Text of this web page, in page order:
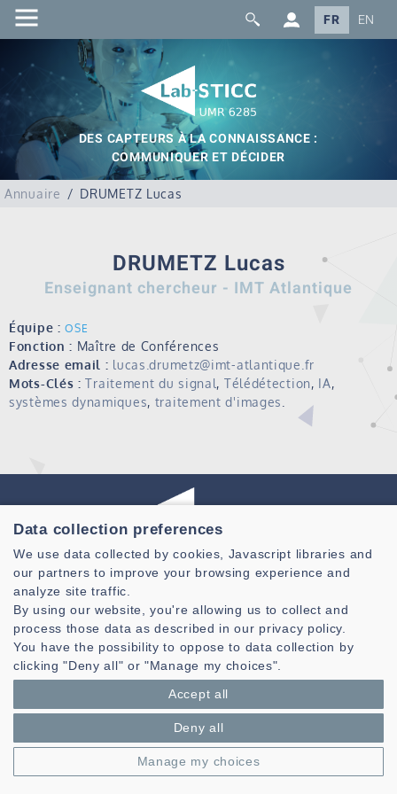
FR EN
DES CAPTEURS À LA CONNAISSANCE :
COMMUNIQUER ET DÉCIDER
Annuaire DRUMETZ Lucas
DRUMETZ Lucas
Enseignant chercheur - IMT Atlantique
Équipe :OSE
Fonction : Maître de Conférences
Adresse email : lucas.drumetz@imt-atlantique.fr
Mots-Clés : Traitement du signal, Télédétection, IA,
systèmes dynamiques, traitement d'images
Laboratoire des Sciences et Techniques de l'information de la
Communication et de la Connaissance
CNRS, UMR 6285
Technopole Brest-Iroise - CS 83818
29238 Brest Cedex 3 - France
Espace privé
Mentions légales|Gestion des cookies| © Azimut - Créateur de solutions
numériques, www.azimut.net
Data collection preferences
We use data collected by cookies, Javascript libraries and
our partners to improve your browsing experience and
analyze site traffic.
By using our website, you're allowing us to collect and
process those data as described in our privacy policy.
You have the possibility to oppose to data collection by
clicking "Deny all" or "Manage my choices".
Accept all
Deny all
Manage my choices